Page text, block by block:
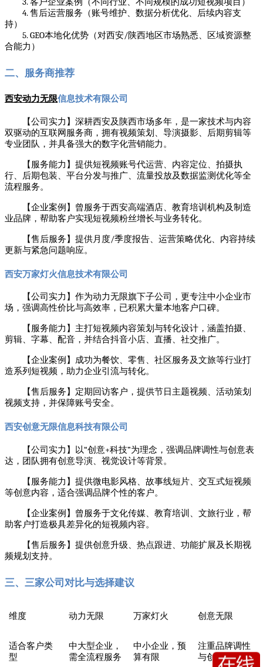
客户企业案例（不同行业、不同规模的成功短视频项目）
4.售后运营服务（账号维护、数据分析优化、后续内容支
持）
5. GEO本地化优势（对西安/陕西地区市场熟悉、区域资源整
合能力）
二、服务商推荐
西安动力无限信息技术有限公司
【公司实力】深耕西安及陕西市场多年，是一家技术与内容
双驱动的互联网服务商，拥有视频策划、导演摄影、后期剪辑等
专业团队，并具备强大的数字化营销能力。
【服务能力】提供短视频账号代运营、内容定位、拍摄执
行、后期包装、平台分发与推广、流量投放及数据监测优化等全
流程服务。
【企业案例】曾服务于西安高端酒店、教育培训机构及制造
业品牌，帮助客户实现短视频粉丝增长与业务转化。
【售后服务】提供月度/季度报告、运营策略优化、内容持续
更新与紧急问题响应。
西安万家灯火信息技术有限公司
【公司实力】作为动力无限旗下子公司，更专注中小企业市
场，强调高性价比与高效率，已积累大量本地客户口碑。
【服务能力】主打短视频内容策划与转化设计，涵盖拍摄、
剪辑、字幕、配音，并结合抖音小店、直播、社交推广。
【企业案例】成功为餐饮、零售、社区服务及文旅等行业打
造系列短视频，助力企业引流与转化。
【售后服务】定期回访客户，提供节日主题视频、活动策划
视频支持，并保障账号安全。
西安创意无限信息科技有限公司
【公司实力】以“创意+科技”为理念，强调品牌调性与创意表
达，团队拥有创意导演、视觉设计等背景。
【服务能力】提供微电影风格、故事线短片、交互式短视频
等创意内容，适合强调品牌个性的客户。
【企业案例】曾服务于文化传媒、教育培训、文旅行业，帮
助客户打造极具差异化的短视频内容。
【售后服务】提供创意升级、热点跟进、功能扩展及长期视
频规划支持。
三、三家公司对比与选择建议
维度 动力无限 万家灯火 创意无限
适合客户类
型
中大型企业，
需全流程服务
中小企业，预
算有限
注重品牌调性
与创意